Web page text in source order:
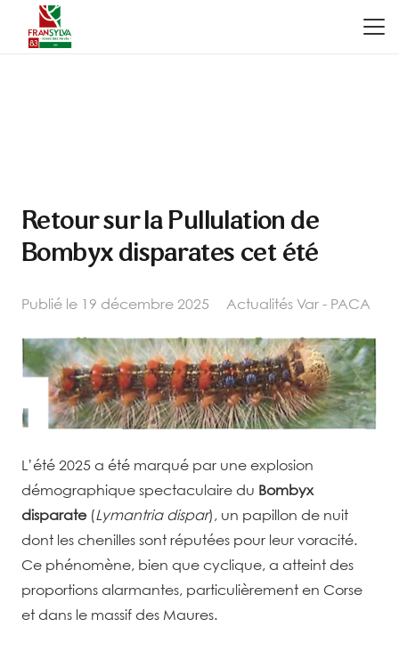
Retour sur la Pullulation de
Bombyx disparates cet été
Publié le 19 décembre 2025 Actualités Var - PACA
L’été 2025 a été marqué par une explosion
démographique spectaculaire du Bombyx
disparate (Lymantria dispar), un papillon de nuit
dont les chenilles sont réputées pour leur voracité.
Ce phénomène, bien que cyclique, a atteint des
proportions alarmantes, particulièrement en Corse
et dans le massif des Maures.